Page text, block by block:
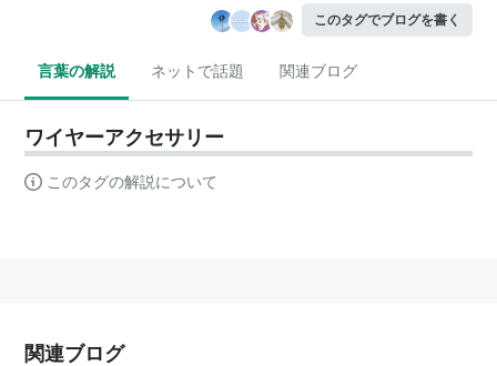
このタグでブログを書く
言葉の解説 ネットで話題 関連ブログ
ワイヤーアクセサリー
このタグの解説について
関連ブログ